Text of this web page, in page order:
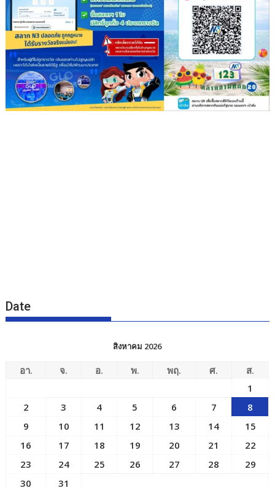
Date
สิงหาคม 2026
อา. จ. อ. พ. พฤ. ศ.
ส.
1
2
3 4 5 6 7
8
9
10 11 12 13 14
15
16
17 18 19 20 21
22
23
24 25 26 27 28
29
30
31